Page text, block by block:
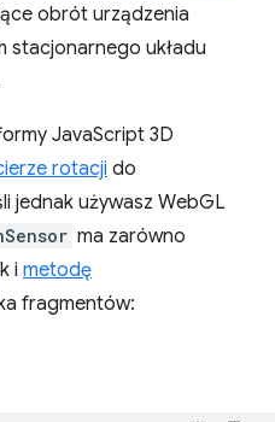
obrót urządzenia
stacjonarnego układu
JavaScript 3D
rotacji do
jednak używasz WebGL
ma zarówno
i metodę
fragmentów: